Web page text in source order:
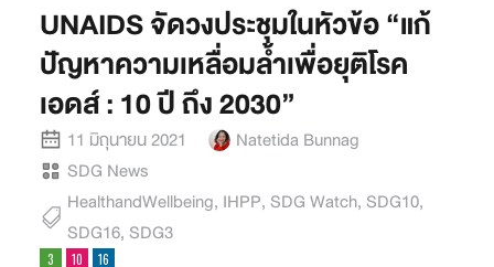
UNAIDS จัดวงประชุมในหัวข้อ “แก้
ปัญหาความเหลื่อมล้ำเพื่อยุติโรค
เอดส์ : 10 ปี ถึง 2030”
11 มิถุนายน 2021
Natetida Bunnag
SDG News
HealthandWellbeing, IHPP, SDG Watch, SDG10,
SDG16, SDG3